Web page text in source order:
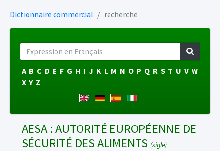
Dictionnaire commercial recherche
A B C D E F G H I J K L M N O P Q R S T U V W
X Y Z
AESA : AUTORITÉ EUROPÉENNE DE
SÉCURITÉ DES ALIMENTS (sigle)